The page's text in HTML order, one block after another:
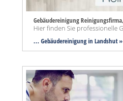
Gebäudereinigung
Hier finden Sie professionelle
... Gebäudereinigung in Landshut »